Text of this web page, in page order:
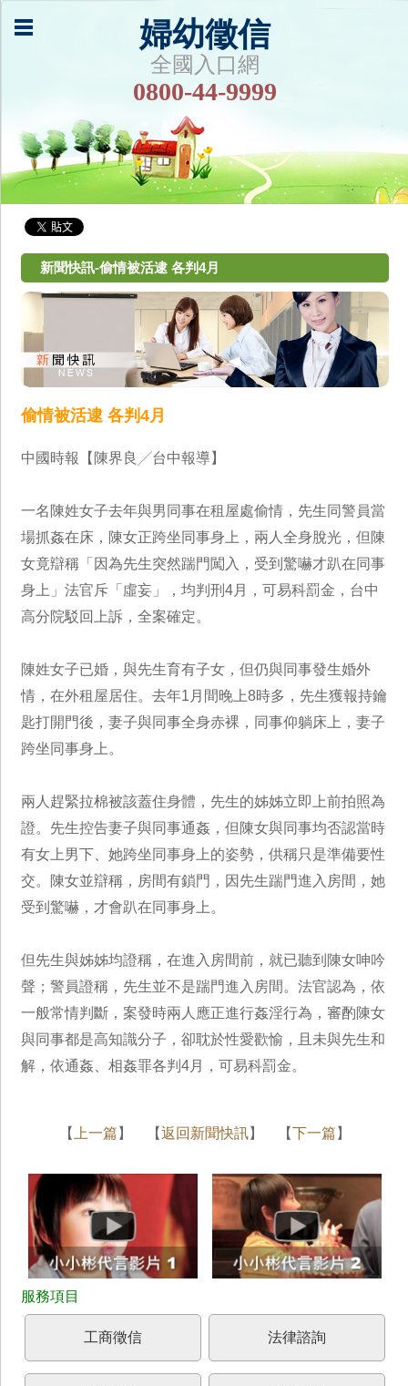
婦幼徵信
全國入口網
0800-44-9999
新聞快訊-偷情被活逮 各判4月
偷情被活逮 各判4月
中國時報【陳界良╱台中報導】
一名陳姓女子去年與男同事在租屋處偷情，先生同警員當
場抓姦在床，陳女正跨坐同事身上，兩人全身脫光，但陳
女竟辯稱「因為先生突然踹門闖入，受到驚嚇才趴在同事
身上」法官斥「虛妄」，均判刑4月，可易科罰金，台中
高分院駁回上訴，全案確定。
陳姓女子已婚，與先生育有子女，但仍與同事發生婚外
情，在外租屋居住。去年1月間晚上8時多，先生獲報持鑰
匙打開門後，妻子與同事全身赤裸，同事仰躺床上，妻子
跨坐同事身上。
兩人趕緊拉棉被該蓋住身體，先生的姊姊立即上前拍照為
證。先生控告妻子與同事通姦，但陳女與同事均否認當時
有女上男下、她跨坐同事身上的姿勢，供稱只是準備要性
交。陳女並辯稱，房間有鎖門，因先生踹門進入房間，她
受到驚嚇，才會趴在同事身上。
但先生與姊姊均證稱，在進入房間前，就已聽到陳女呻吟
聲；警員證稱，先生並不是踹門進入房間。法官認為，依
一般常情判斷，案發時兩人應正進行姦淫行為，審酌陳女
與同事都是高知識分子，卻耽於性愛歡愉，且未與先生和
解，依通姦、相姦罪各判4月，可易科罰金。
【 上一篇 】 【返回新聞快訊】 【下一篇 】
工商徵信 法律諮詢